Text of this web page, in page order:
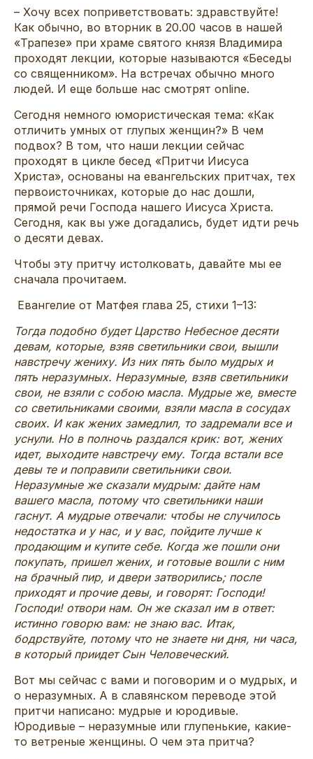
– Хочу всех поприветствовать: здравствуйте!
Как обычно, во вторник в 20.00 часов в нашей
«Трапезе» при храме святого князя Владимира
проходят лекции, которые называются «Беседы
со священником». На встречах обычно много
людей. И еще больше нас смотрят online.
Сегодня немного юмористическая тема: «Как
отличить умных от глупых женщин?» В чем
подвох? В том, что наши лекции сейчас
проходят в цикле бесед «Притчи Иисуса
Христа», основаны на евангельских притчах, тех
первоисточниках, которые до нас дошли,
прямой речи Господа нашего Иисуса Христа.
Сегодня, как вы уже догадались, будет идти речь
о десяти девах.
Чтобы эту притчу истолковать, давайте мы ее
сначала прочитаем.
Евангелие от Матфея глава 25, стихи 1–13:
Тогда подобно будет Царство Небесное десяти
девам, которые, взяв светильники свои, вышли
навстречу жениху. Из них пять было мудрых и
пять неразумных. Неразумные, взяв светильники
свои, не взяли с собою масла. Мудрые же, вместе
со светильниками своими, взяли масла в сосудах
своих. И как жених замедлил, то задремали все и
уснули. Но в полночь раздался крик: вот, жених
идет, выходите навстречу ему. Тогда встали все
девы те и поправили светильники свои.
Неразумные же сказали мудрым: дайте нам
вашего масла, потому что светильники наши
гаснут. А мудрые отвечали: чтобы не случилось
недостатка и у нас, и у вас, пойдите лучше к
продающим и купите себе. Когда же пошли они
покупать, пришел жених, и готовые вошли с ним
на брачный пир, и двери затворились; после
приходят и прочие девы, и говорят: Господи!
Господи! отвори нам. Он же сказал им в ответ:
истинно говорю вам: не знаю вас. Итак,
бодрствуйте, потому что не знаете ни дня, ни часа,
в который приидет Сын Человеческий.
Вот мы сейчас с вами и поговорим и о мудрых, и
о неразумных. А в славянском переводе этой
притчи написано: мудрые и юродивые.
Юродивые – неразумные или глупенькие, какие-
то ветреные женщины. О чем эта притча?